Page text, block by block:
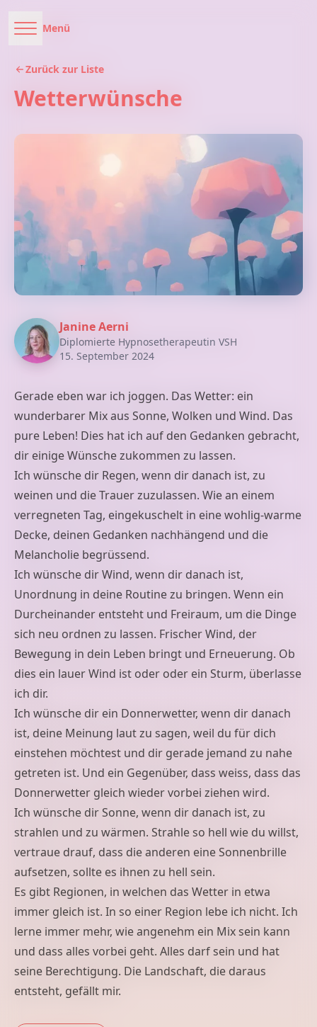
Menü
Zurück zur Liste
Wetterwünsche
Janine Aerni
Diplomierte Hypnosetherapeutin VSH
15. September 2024
Gerade eben war ich joggen. Das Wetter: ein
wunderbarer Mix aus Sonne, Wolken und Wind. Das
pure Leben! Dies hat ich auf den Gedanken gebracht,
dir einige Wünsche zukommen zu lassen.
Ich wünsche dir Regen, wenn dir danach ist, zu
weinen und die Trauer zuzulassen. Wie an einem
verregneten Tag, eingekuschelt in eine wohlig-warme
Decke, deinen Gedanken nachhängend und die
Melancholie begrüssend.
Ich wünsche dir Wind, wenn dir danach ist,
Unordnung in deine Routine zu bringen. Wenn ein
Durcheinander entsteht und Freiraum, um die Dinge
sich neu ordnen zu lassen. Frischer Wind, der
Bewegung in dein Leben bringt und Erneuerung. Ob
dies ein lauer Wind ist oder oder ein Sturm, überlasse
ich dir.
Ich wünsche dir ein Donnerwetter, wenn dir danach
ist, deine Meinung laut zu sagen, weil du für dich
einstehen möchtest und dir gerade jemand zu nahe
getreten ist. Und ein Gegenüber, dass weiss, dass das
Donnerwetter gleich wieder vorbei ziehen wird.
Ich wünsche dir Sonne, wenn dir danach ist, zu
strahlen und zu wärmen. Strahle so hell wie du willst,
vertraue drauf, dass die anderen eine Sonnenbrille
aufsetzen, sollte es ihnen zu hell sein.
Es gibt Regionen, in welchen das Wetter in etwa
immer gleich ist. In so einer Region lebe ich nicht. Ich
lerne immer mehr, wie angenehm ein Mix sein kann
und dass alles vorbei geht. Alles darf sein und hat
seine Berechtigung. Die Landschaft, die daraus
entsteht, gefällt mir.